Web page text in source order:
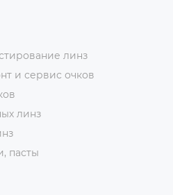
линз
и сервис очков
линз
пасты